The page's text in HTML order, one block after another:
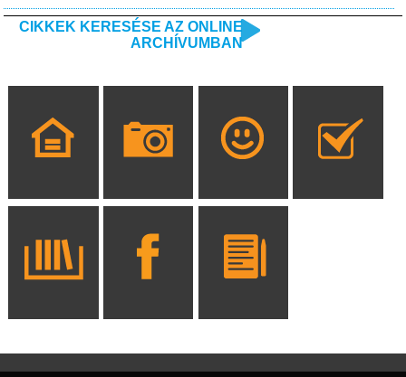
CIKKEK KERESÉSE AZ ONLINE
ARCHÍVUMBAN